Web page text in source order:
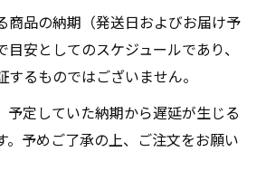
商品の納期（発送日およびお届け予
安としてのスケジュールであり、
るものではございません。
予定していた納期から遅延が生じる
。予めご了承の上、ご注文をお願い